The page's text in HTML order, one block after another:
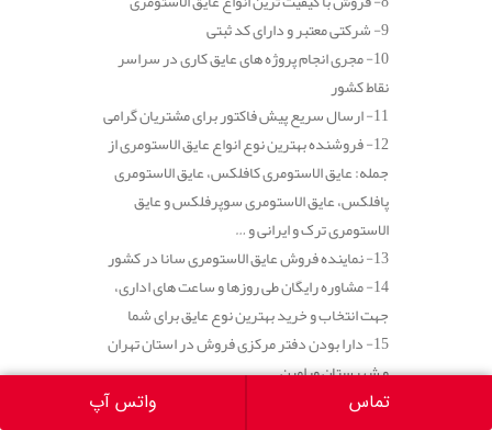
9- شرکتی معتبر و دارای کد ثبتی
10- مجری انجام پروژه های عایق کاری در سراسر
نقاط کشور
11- ارسال سریع پیش فاکتور برای مشتریان گرامی
12- فروشنده بهترین نوع انواع عایق الاستومری از
جمله: عایق الاستومری کافلکس، عایق الاستومری
پافلکس، عایق الاستومری سوپرفلکس و عایق
الاستومری ترک و ایرانی و …
13- نماینده فروش عایق الاستومری سانا در کشور
14- مشاوره رایگان طی روزها و ساعت های اداری،
جهت انتخاب و خرید بهترین نوع عایق برای شما
15- دارا بودن دفتر مرکزی فروش در استان تهران
و شهرستان ورامین
16- تحویل فوری محصول خریداری شده
تماس واتس آپ